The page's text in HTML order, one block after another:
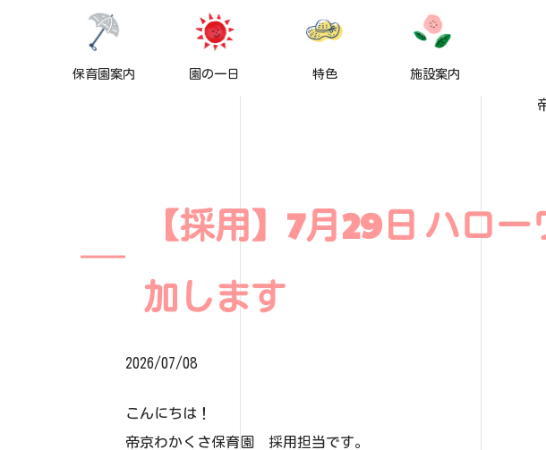
保育園案内 園の一日 特色 施設案内
【採用】7月29日 ハロ
加します
2026/07/08
こんにちは！
帝京わかくさ保育園 採用担当です。